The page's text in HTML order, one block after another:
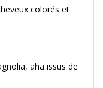
colorés et
aha issus de